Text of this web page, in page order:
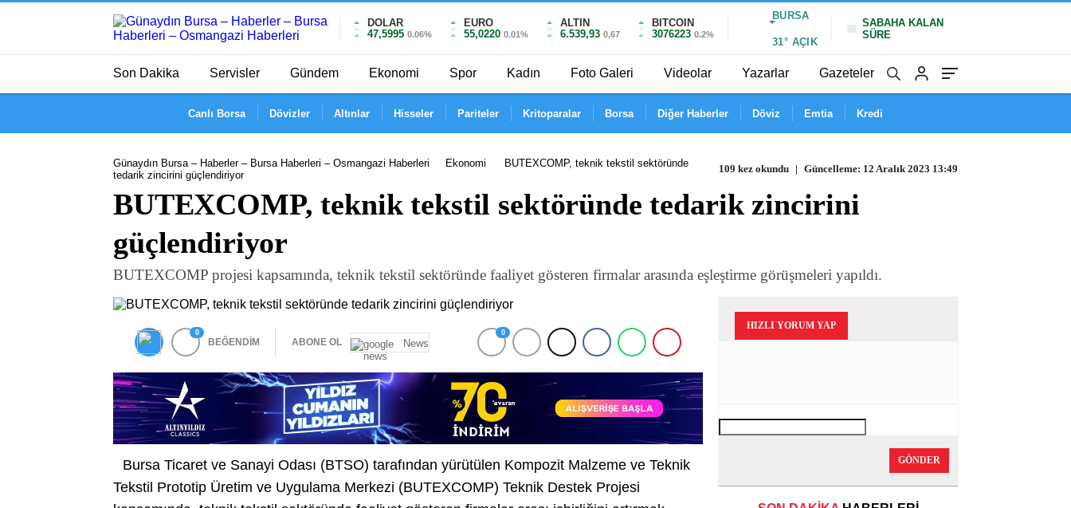
DOLAR
47,5995 0.06%
EURO
55,0220 0.01%
ALTIN
6.539,93 0,67
BITCOIN
3076223 0.2%
BURSA
31° AÇIK
SABAHA KALAN
SÜRE
Son Dakika Servisler Gündem Ekonomi Spor Kadın Foto Galeri Videolar Yazarlar Gazeteler
Canlı Borsa Dövizler Altınlar Hisseler Pariteler Kritoparalar Borsa Diğer Haberler Döviz Emtia Kredi
Günaydın Bursa – Haberler – Bursa Haberleri – Osmangazi Haberleri Ekonomi
BUTEXCOMP, teknik tekstil sektöründe
tedarik zincirini güçlendiriyor
109 kez okundu | Güncelleme: 12 Aralık 2023 13:49
BUTEXCOMP, teknik tekstil sektöründe tedarik zincirini
güçlendiriyor
BUTEXCOMP projesi kapsamında, teknik tekstil sektöründe faaliyet gösteren firmalar arasında eşleştirme görüşmeleri yapıldı.
0
BEĞENDİM ABONE OL News
0
Bursa Ticaret ve Sanayi Odası (BTSO) tarafından yürütülen Kompozit Malzeme ve Teknik
Tekstil Prototip Üretim ve Uygulama Merkezi (BUTEXCOMP) Teknik Destek Projesi
HIZLI YORUM YAP
GÖNDER